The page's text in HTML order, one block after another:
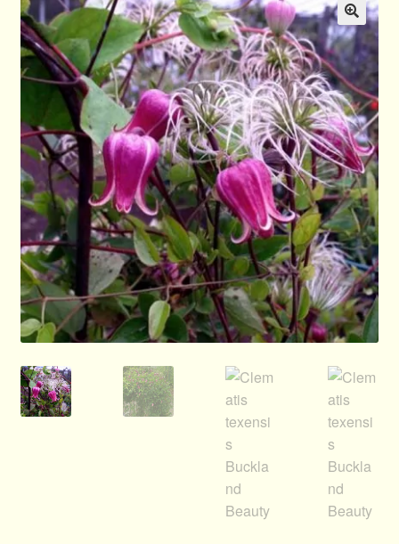
Allgemeines
Ratgeber
Über Clematis
Über uns
Warenkorb
🔍